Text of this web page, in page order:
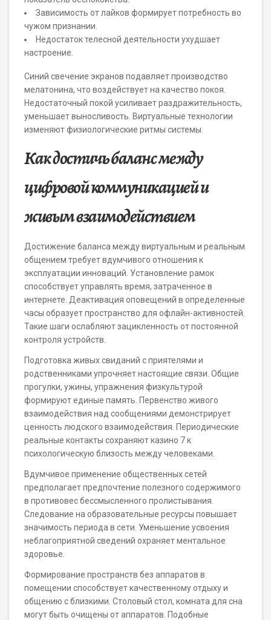
Зависимость от лайков формирует потребность во
чужом признании.
Недостаток телесной деятельности ухудшает
настроение.
Синий свечение экранов подавляет производство
мелатонина, что воздействует на качество покоя.
Недостаточный покой усиливает раздражительность,
уменьшает выносливость. Виртуальные технологии
изменяют физиологические ритмы системы.
Как достичь баланс между
цифровой коммуникацией и
живым взаимодействием
Достижение баланса между виртуальным и реальным
общением требует вдумчивого отношения к
эксплуатации инноваций. Установление рамок
способствует управлять время, затраченное в
интернете. Деактивация оповещений в определенные
часы образует пространство для офлайн-активностей.
Такие шаги ослабляют зацикленность от постоянной
контроля устройств.
Подготовка живых свиданий с приятелями и
родственниками упрочняет настоящие связи. Общие
прогулки, ужины, упражнения физкультурой
формируют единые память. Первенство живого
взаимодействия над сообщениями демонстрирует
ценность людского взаимодействия. Периодические
реальные контакты сохраняют казино 7 к
психологическую близость между человеками.
Вдумчивое применение общественных сетей
предполагает предпочтение полезного содержимого
в противовес бессмысленного пролистывания.
Следование на образовательные ресурсы повышает
значимость периода в сети. Уменьшение усвоения
неблагоприятной сведений охраняет ментальное
здоровье.
Формирование пространств без аппаратов в
помещении способствует качественному отдыху и
общению с близкими. Столовый стол, комната для сна
могут быть очищены от аппаратов. Подобные